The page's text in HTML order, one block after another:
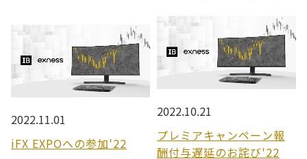
2022.11.01
iFX EXPOへの参加'22
2022.10.21
プレミアキャンペーン報
酬付与遅延のお詫び'22